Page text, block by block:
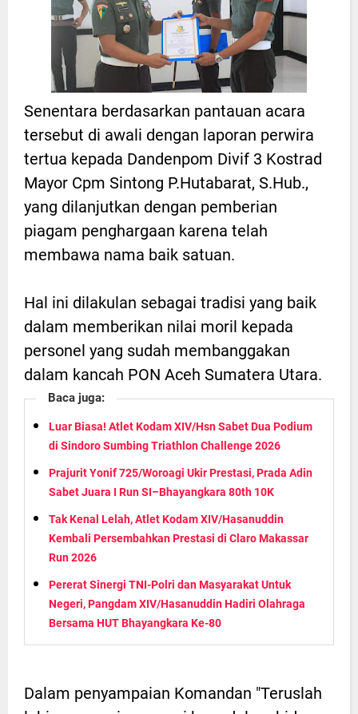
Senentara berdasarkan pantauan acara
tersebut di awali dengan laporan perwira
tertua kepada Dandenpom Divif 3 Kostrad
Mayor Cpm Sintong P.Hutabarat, S.Hub.,
yang dilanjutkan dengan pemberian
piagam penghargaan karena telah
membawa nama baik satuan.
Hal ini dilakulan sebagai tradisi yang baik
dalam memberikan nilai moril kepada
personel yang sudah membanggakan
dalam kancah PON Aceh Sumatera Utara.
Baca juga:
Luar Biasa! Atlet Kodam XIV/Hsn Sabet Dua Podium
di Sindoro Sumbing Triathlon Challenge 2026
Prajurit Yonif 725/Woroagi Ukir Prestasi, Prada Adin
Sabet Juara I Run SI–Bhayangkara 80th 10K
Tak Kenal Lelah, Atlet Kodam XIV/Hasanuddin
Kembali Persembahkan Prestasi di Claro Makassar
Run 2026
Pererat Sinergi TNI-Polri dan Masyarakat Untuk
Negeri, Pangdam XIV/Hasanuddin Hadiri Olahraga
Bersama HUT Bhayangkara Ke-80
Dalam penyampaian Komandan "Teruslah